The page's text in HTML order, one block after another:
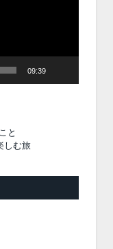
09:39
と
しむ旅